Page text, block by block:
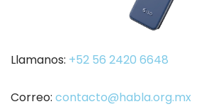
Llamanos: +52 56 2420 6648
Correo: contacto@habla.org.mx